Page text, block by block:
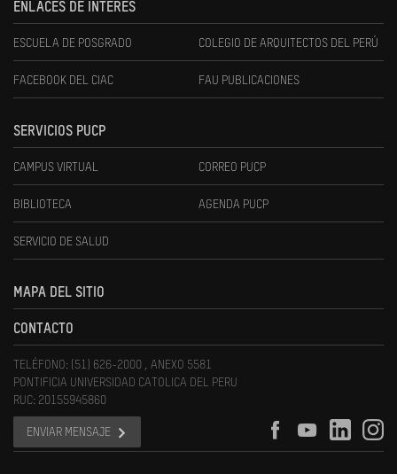
ENLACES DE INTERÉS
ESCUELA DE POSGRADO COLEGIO DE ARQUITECTOS DEL PERÚ
FACEBOOK DEL CIAC FAU PUBLICACIONES
SERVICIOS PUCP
CAMPUS VIRTUAL CORREO PUCP
BIBLIOTECA AGENDA PUCP
SERVICIO DE SALUD
MAPA DEL SITIO
CONTACTO
TELÉFONO: (51) 626-2000 , ANEXO 5581
PONTIFICIA UNIVERSIDAD CATOLICA DEL PERU
RUC: 20155945860
ENVIAR MENSAJE